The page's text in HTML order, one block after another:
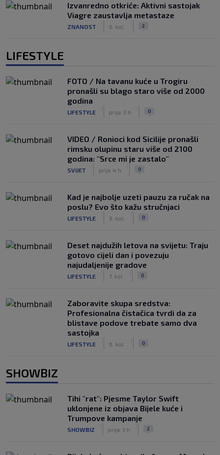
Izvanredno otkriće: Aktivni sastojak
Viagre zaustavlja metastaze
ZNANOST 6. kol. 2
LIFESTYLE
FOTO / Na tavanu kuće u Trogiru
pronašli su blago staro više od 2000
godina
LIFESTYLE prije 3 h 0
VIDEO / Ronioci kod Sicilije pronašli
rimsku olupinu staru više od 2100
godina: "Srce mi je zastalo"
SVIJET prije 4 h 0
Kad je najbolje uzeti pauzu za ručak na
poslu? Evo što kažu stručnjaci
LIFESTYLE 9. kol. 0
Deset najdužih letova na svijetu: Traju
gotovo cijeli dan i povezuju
najudaljenije gradove
LIFESTYLE 7. kol. 0
Zaboravite skupa sredstva:
Profesionalna čistačica tvrdi da za
blistave podove trebate samo dva
sastojka
LIFESTYLE 6. kol. 0
SHOWBIZ
Tihi "rat": Pjesme Taylor Swift
uklonjene iz objava Bijele kuće i
Trumpove kampanje
SHOWBIZ prije 3 h 2